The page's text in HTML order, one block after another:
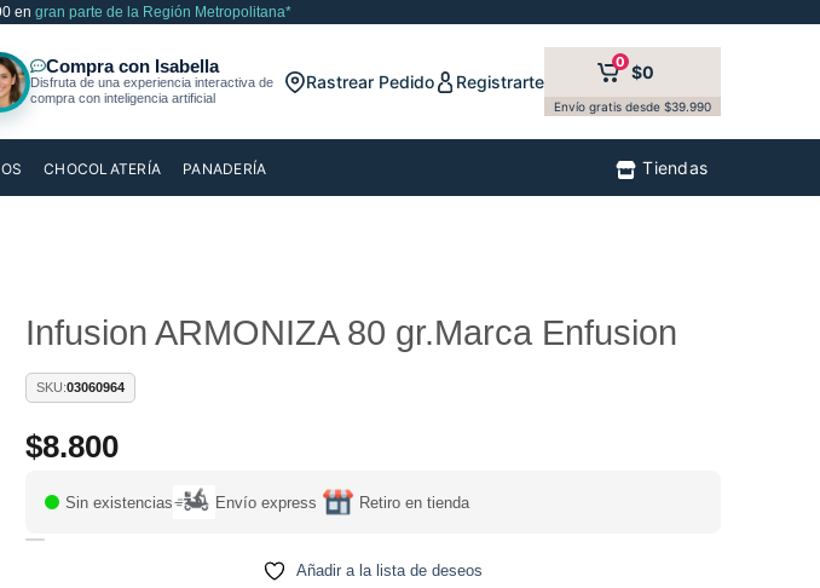
en gran parte de la Región Metropolitana*
Rastrear Pedido Registrarte
0 $0
Envío gratis desde $39.990
CHOCOLATERÍA PANADERÍA Tiendas
Infusion ARMONIZA 80 gr.Marca Enfusion
SKU:03060964
$8.800
Sin existencias Envío express Retiro en tienda
Añadir a la lista de deseos